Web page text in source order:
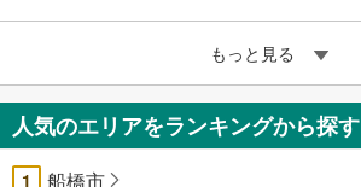
もっと見る
人気のエリアをランキングから探す
1 船橋市